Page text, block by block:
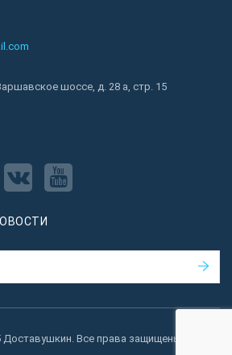
шоссе, д. 28 а, стр. 15
Все права защищены.